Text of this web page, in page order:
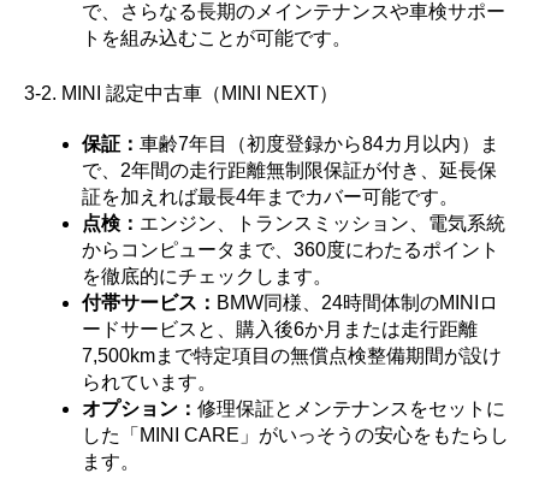
で、さらなる長期のメインテナンスや車検サポー
トを組み込むことが可能です。
3-2. MINI 認定中古車（MINI NEXT）
保証： 車齢7年目（初度登録から84カ月以内）ま
で、2年間の走行距離無制限保証が付き、延長保
証を加えれば最長4年までカバー可能です。
点検： エンジン、トランスミッション、電気系統
からコンピュータまで、360度にわたるポイント
を徹底的にチェックします。
付帯サービス： BMW同様、24時間体制のMINIロ
ードサービスと、購入後6か月または走行距離
7,500kmまで特定項目の無償点検整備期間が設け
られています。
オプション： 修理保証とメンテナンスをセットに
した「MINI CARE」がいっそうの安心をもたらし
ます。